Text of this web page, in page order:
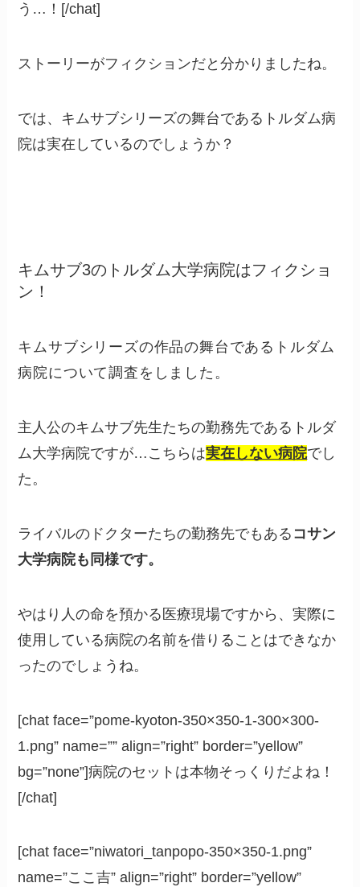
う…！[/chat]
ストーリーがフィクションだと分かりましたね。
では、キムサブシリーズの舞台であるトルダム病
院は実在しているのでしょうか？
キムサブ3のトルダム大学病院はフィクショ
ン！
キムサブシリーズの作品の舞台であるトルダム
病院について調査をしました。
主人公のキムサブ先生たちの勤務先であるトルダ
ム大学病院ですが…こちらは実在しない病院でし
た。
ライバルのドクターたちの勤務先でもある コサン
大学病院も同様です。
やはり人の命を預かる医療現場ですから、実際に
使用している病院の名前を借りることはできなか
ったのでしょうね。
[chat face=”pome-kyoton-350×350-1-300×300-
1.png” name=”” align=”right” border=”yellow”
bg=”none”]病院のセットは本物そっくりだよね！
[/chat]
[chat face=”niwatori_tanpopo-350×350-1.png”
name=”ここ吉” align=”right” border=”yellow”